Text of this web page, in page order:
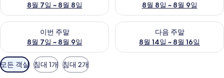
8월 7일 ~ 8월 8일
8월 8일 ~ 8월 9일
이번 주말
8월 7일 ~ 8월 9일
이번 주말 예약 가능 여부 확인, 8월 7일 ~ 8월 9일
다음 주말
8월 14일 ~ 8월 16일
다음 주말 예약 가능 여부 확인,
객
실
모든 객실 침대 1개 침대 2개